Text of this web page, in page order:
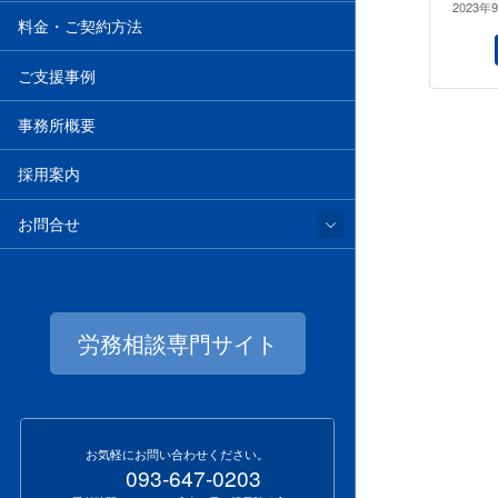
料金・ご契約方法
ご支援事例
事務所概要
採用案内
お問合せ
労務相談専門サイト
お気軽にお問い合わせください。
093-647-0203
2023年